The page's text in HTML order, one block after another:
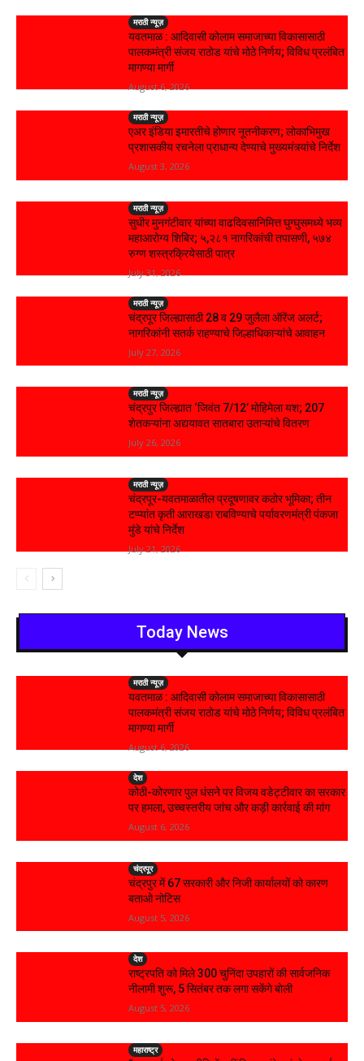
मराठी न्यूज़
यवतमाळ : आदिवासी कोलाम समाजाच्या विकासासाठी
पालकमंत्री संजय राठोड यांचे मोठे निर्णय; विविध प्रलंबित
मागण्या मार्गी
August 6, 2026
मराठी न्यूज़
एअर इंडिया इमारतीचे होणार नूतनीकरण; लोकाभिमुख
प्रशासकीय रचनेला प्राधान्य देण्याचे मुख्यमंत्र्यांचे निर्देश
August 3, 2026
मराठी न्यूज़
सुधीर मुनगंटीवार यांच्या वाढदिवसानिमित्त घुग्घुसमध्ये भव्य
महाआरोग्य शिबिर; ५,२८१ नागरिकांची तपासणी, ५७४
रुग्ण शस्त्रक्रियेसाठी पात्र
July 31, 2026
मराठी न्यूज़
चंद्रपूर जिल्ह्यासाठी 28 व 29 जुलैला ऑरेंज अलर्ट;
नागरिकांनी सतर्क राहण्याचे जिल्हाधिकाऱ्यांचे आवाहन
July 27, 2026
मराठी न्यूज़
चंद्रपुर जिल्ह्यात ‘जिवंत 7/12’ मोहिमेला यश; 207
शेतकऱ्यांना अद्ययावत सातबारा उताऱ्यांचे वितरण
July 26, 2026
मराठी न्यूज़
चंद्रपूर-यवतमाळातील प्रदूषणावर कठोर भूमिका; तीन
टप्प्यांत कृती आराखडा राबविण्याचे पर्यावरणमंत्री पंकजा
मुंडे यांचे निर्देश
July 21, 2026
Today News
मराठी न्यूज़
यवतमाळ : आदिवासी कोलाम समाजाच्या विकासासाठी
पालकमंत्री संजय राठोड यांचे मोठे निर्णय; विविध प्रलंबित
मागण्या मार्गी
August 6, 2026
देश
कोठी-कोरणार पुल धंसने पर विजय वडेट्टीवार का सरकार
पर हमला, उच्चस्तरीय जांच और कड़ी कार्रवाई की मांग
August 6, 2026
चंद्रपूर
चंद्रपुर में 67 सरकारी और निजी कार्यालयों को कारण
बताओ नोटिस
August 5, 2026
देश
राष्ट्रपति को मिले 300 चुनिंदा उपहारों की सार्वजनिक
नीलामी शुरू, 5 सितंबर तक लगा सकेंगे बोली
August 5, 2026
महाराष्ट्र